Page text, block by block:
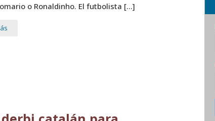
o Ronaldinho. El futbolista […]